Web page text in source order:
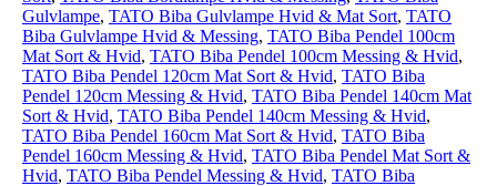
Gulvlampe, TATO Biba Gulvlampe Hvid & Mat Sort, TATO
Biba Gulvlampe Hvid & Messing, TATO Biba Pendel 100cm
Mat Sort & Hvid, TATO Biba Pendel 100cm Messing & Hvid,
TATO Biba Pendel 120cm Mat Sort & Hvid, TATO Biba
Pendel 120cm Messing & Hvid, TATO Biba Pendel 140cm Mat
Sort & Hvid, TATO Biba Pendel 140cm Messing & Hvid,
TATO Biba Pendel 160cm Mat Sort & Hvid, TATO Biba
Pendel 160cm Messing & Hvid, TATO Biba Pendel Mat Sort &
Hvid, TATO Biba Pendel Messing & Hvid, TATO Biba